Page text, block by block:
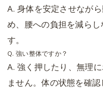
A. 身体を安定させなが
め、腰への負担を減ら
す。
Q. 強い整体ですか？
A. 強く押したり、無理
ません。体の状態を確認